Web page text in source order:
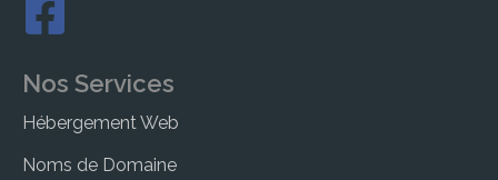
Nos Services
Hébergement Web
Noms de Domaine